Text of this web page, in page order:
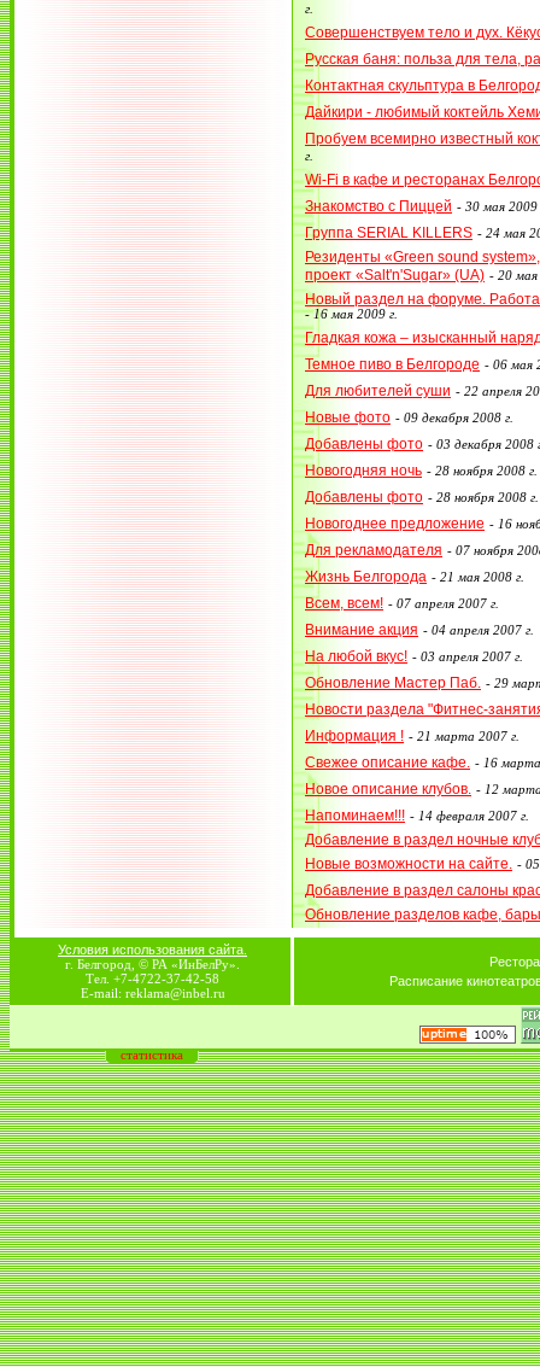
г.
Совершенствуем тело и дух.
Русская баня: польза для тела,
Контактная скульптура в
Дайкири - любимый коктейль
Пробуем всемирно известный
г.
Wi-Fi в кафе и ресторанах
Знакомство с Пиццей - 30 мая 2009
Группа SERIAL KILLERS - 24 мая
Резиденты «Green sound
проект «Salt'n'Sugar» (UA) - 20 мая
Новый раздел на форуме. Работа
-16 мая 2009 г.
Гладкая кожа – изысканный
Темное пиво в Белгороде - 06 мая
Для любителей суши - 22 апреля
Новые фото - 09 декабря 2008 г.
Добавлены фото - 03 декабря 2008
Новогодняя ночь - 28 ноября 2008 г.
Добавлены фото - 28 ноября 2008 г.
Новогоднее предложение - 16
Для рекламодателя - 07 ноября
Жизнь Белгорода - 21 мая 2008 г.
Всем, всем! - 07 апреля 2007 г.
Внимание акция - 04 апреля 2007 г.
На любой вкус! - 03 апреля 2007 г.
Обновление Мастер Паб. - 29
Новости раздела "Фитнес-
Информация ! - 21 марта 2007 г.
Свежее описание кафе. - 16
Новое описание клубов. - 12
Напоминаем!!! - 14 февраля 2007 г.
Добавление в раздел ночные
Новые возможности на сайте.
-
Добавление в раздел салоны
Обновление разделов кафе,
Условия использования сайта.
г. Белгород, © РА «ИнБелРу».
Тел. +7-4722-37-42-58
E-mail: reklama@inbel.ru
Расписание
статистика